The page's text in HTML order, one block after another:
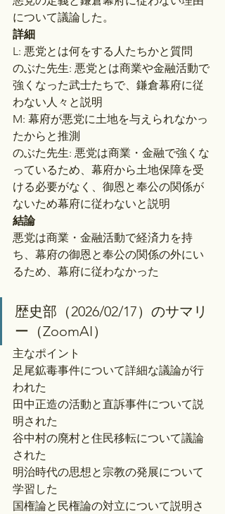
について議論した。
詳細
L: 悪党とは何をする人たちかと質問
のぶた先生: 悪党とは商業や金融活動で
強くなった武士たちで、鎌倉幕府に従
わない人々と説明
M: 幕府が悪党に土地を与えられなかっ
たからと推測
のぶた先生: 悪党は商業・金融で強くな
っているため、幕府から土地保障を受
ける必要がなく、御恩と奉公の関係が
ないため幕府に従わないと説明
結論
悪党は商業・金融活動で経済力を持
ち、幕府の御恩と奉公の関係の外にい
るため、幕府に従わなかった
歴史部（2026/02/17）のサマリ
ー（ZoomAI）
主なポイント
足尾鉱毒事件について詳細な議論が行
われた
田中正造の活動と直訴事件について説
明された
谷中村の廃村と住民移転について議論
された
明治時代の思想と宗教の発展について
学習した
国権論と民権論の対立について説明さ